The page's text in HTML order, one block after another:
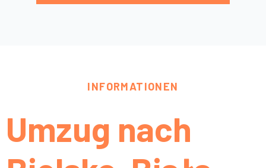
INFORMATIONEN
Umzug nach